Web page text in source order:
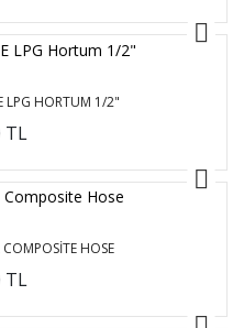
LPG HORTUM 1/2"
TL
COMPOSITE HOSE
TL